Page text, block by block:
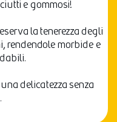
e gommosi!
la tenerezza degli
rendendole morbide e
delicatezza senza